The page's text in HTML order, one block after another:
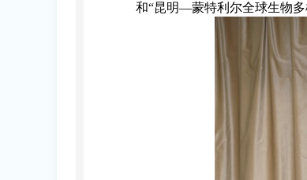
和“昆明—蒙特利尔全球生物多